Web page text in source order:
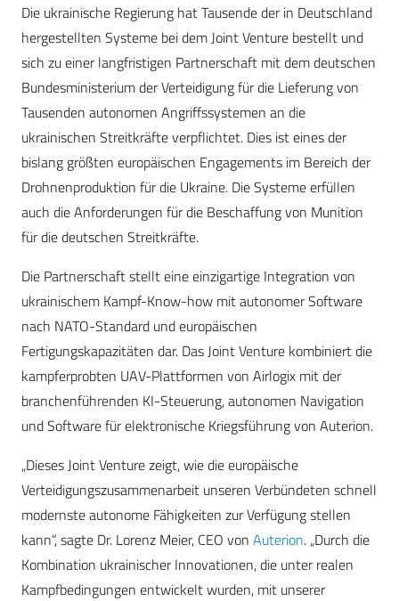
Die ukrainische Regierung hat Tausende der in Deutschland
hergestellten Systeme bei dem Joint Venture bestellt und
sich zu einer langfristigen Partnerschaft mit dem deutschen
Bundesministerium der Verteidigung für die Lieferung von
Tausenden autonomen Angriffssystemen an die
ukrainischen Streitkräfte verpflichtet. Dies ist eines der
bislang größten europäischen Engagements im Bereich der
Drohnenproduktion für die Ukraine. Die Systeme erfüllen
auch die Anforderungen für die Beschaffung von Munition
für die deutschen Streitkräfte.
Die Partnerschaft stellt eine einzigartige Integration von
ukrainischem Kampf-Know-how mit autonomer Software
nach NATO-Standard und europäischen
Fertigungskapazitäten dar. Das Joint Venture kombiniert die
kampferprobten UAV-Plattformen von Airlogix mit der
branchenführenden KI-Steuerung, autonomen Navigation
und Software für elektronische Kriegsführung von Auterion.
„Dieses Joint Venture zeigt, wie die europäische
Verteidigungszusammenarbeit unseren Verbündeten schnell
modernste autonome Fähigkeiten zur Verfügung stellen
kann“, sagte Dr. Lorenz Meier, CEO von Auterion. „Durch die
Kombination ukrainischer Innovationen, die unter realen
Kampfbedingungen entwickelt wurden, mit unserer